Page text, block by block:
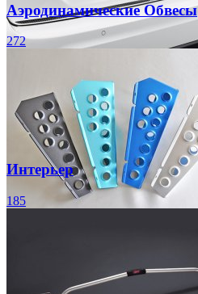
Аэродинамические Обвесы
272
Интерьер
185